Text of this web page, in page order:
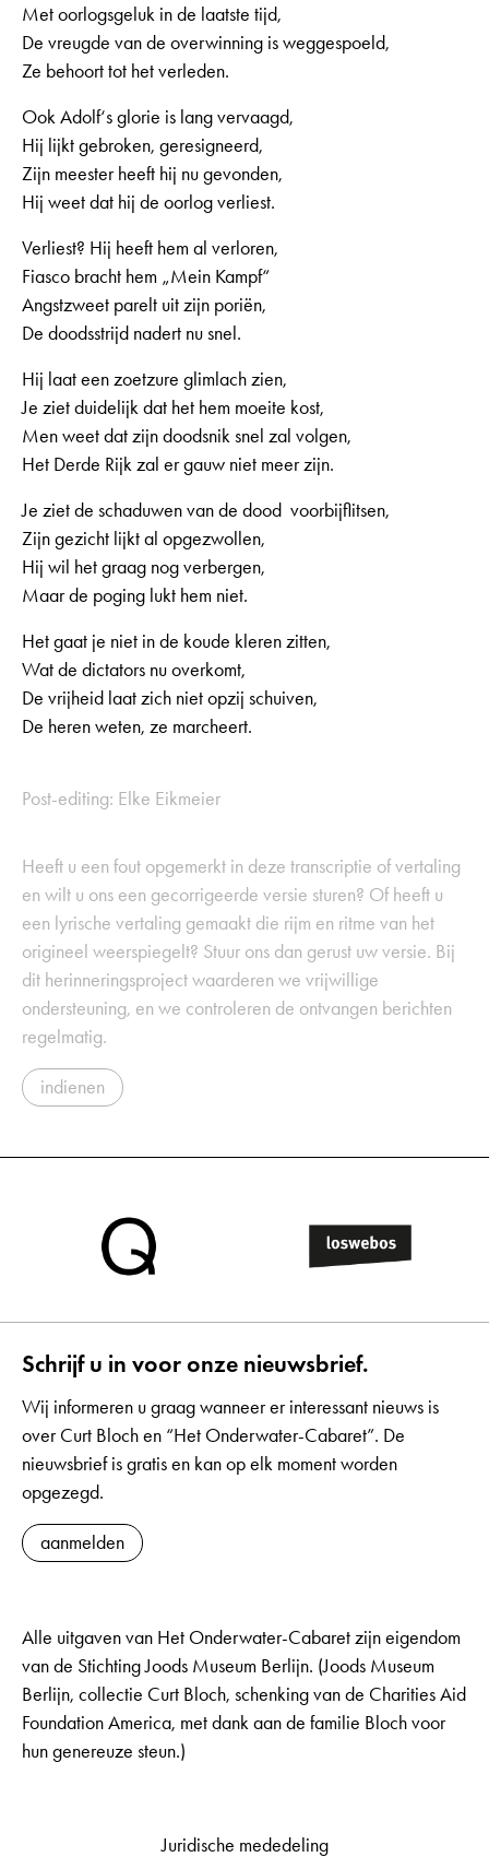
Met oorlogsgeluk in de laatste tijd,
De vreugde van de overwinning is weggespoeld,
Ze behoort tot het verleden.
Ook Adolf‘s glorie is lang vervaagd,
Hij lijkt gebroken, geresigneerd,
Zijn meester heeft hij nu gevonden,
Hij weet dat hij de oorlog verliest.
Verliest? Hij heeft hem al verloren,
Fiasco bracht hem „Mein Kampf“
Angstzweet parelt uit zijn poriën,
De doodsstrijd nadert nu snel.
Hij laat een zoetzure glimlach zien,
Je ziet duidelijk dat het hem moeite kost,
Men weet dat zijn doodsnik snel zal volgen,
Het Derde Rijk zal er gauw niet meer zijn.
Je ziet de schaduwen van de dood voorbijflitsen,
Zijn gezicht lijkt al opgezwollen,
Hij wil het graag nog verbergen,
Maar de poging lukt hem niet.
Het gaat je niet in de koude kleren zitten,
Wat de dictators nu overkomt,
De vrijheid laat zich niet opzij schuiven,
De heren weten, ze marcheert.
Post-editing: Elke Eikmeier
Heeft u een fout opgemerkt in deze transcriptie of vertaling
en wilt u ons een gecorrigeerde versie sturen? Of heeft u
een lyrische vertaling gemaakt die rijm en ritme van het
origineel weerspiegelt? Stuur ons dan gerust uw versie. Bij
dit herinneringsproject waarderen we vrijwillige
ondersteuning, en we controleren de ontvangen berichten
regelmatig.
indienen
Schrijf u in voor onze nieuwsbrief.
Wij informeren u graag wanneer er interessant nieuws is
over Curt Bloch en “Het Onderwater-Cabaret”. De
nieuwsbrief is gratis en kan op elk moment worden
opgezegd.
aanmelden
Alle uitgaven van Het Onderwater-Cabaret zijn eigendom
van de Stichting Joods Museum Berlijn. (Joods Museum
Berlijn, collectie Curt Bloch, schenking van de Charities Aid
Foundation America, met dank aan de familie Bloch voor
hun genereuze steun.)
Juridische mededeling